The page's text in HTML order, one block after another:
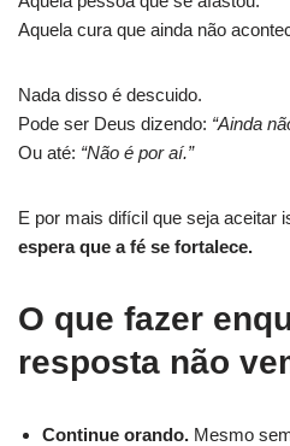
Aquela cura que ainda não
Nada disso é descuido.
Pode ser Deus dizendo: “Ainda
Ou até: “Não é por aí.”
E por mais difícil que seja aceitar
espera que a fé se fortalece.
O que fazer
resposta não
Continue orando. Mesmo